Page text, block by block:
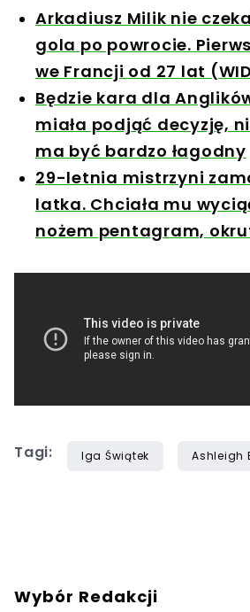
Arkadiusz Milik nie
gola po powrocie.
we Francji od 27 lat
Będzie kara dla
miała podjąć decyzję,
ma być bardzo łagodny
29-letnia mistrzyni
latka. Chciała mu
nożem pentagram,
Tagi: Iga Świątek Ashleigh
Wybór Redakcji